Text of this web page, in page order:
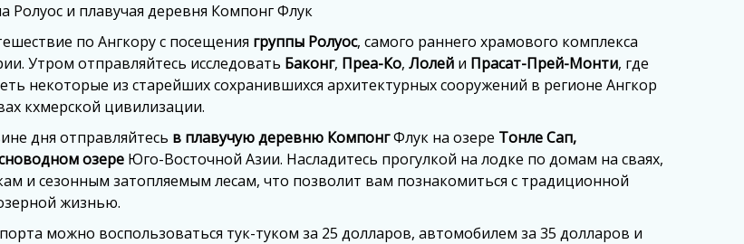
Ролуос и плавучая деревня Компонг Флук
по Ангкору с посещения группы Ролуос, самого раннего храмового комплекса
Утром отправляйтесь исследовать Баконг, Преа-Ко, Лолей и Прасат-Прей-Монти, где
некоторые из старейших сохранившихся архитектурных сооружений в регионе Ангкор
кхмерской цивилизации.
дня отправляйтесь в плавучую деревню КомпонгФлук на озере Тонле Сап,
озере Юго-Восточной Азии. Насладитесь прогулкой на лодке по домам на сваях,
и сезонным затопляемым лесам, что позволит вам познакомиться с традиционной
жизнью.
можно воспользоваться тук-туком за 25 долларов, автомобилем за 35 долларов и